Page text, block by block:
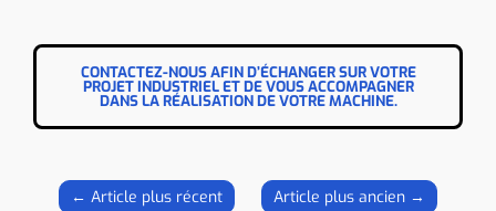
CONTACTEZ-NOUS AFIN D’ÉCHANGER SUR VOTRE
PROJET INDUSTRIEL ET DE VOUS ACCOMPAGNER
DANS LA RÉALISATION DE VOTRE MACHINE.
← Article plus récent Article plus ancien →